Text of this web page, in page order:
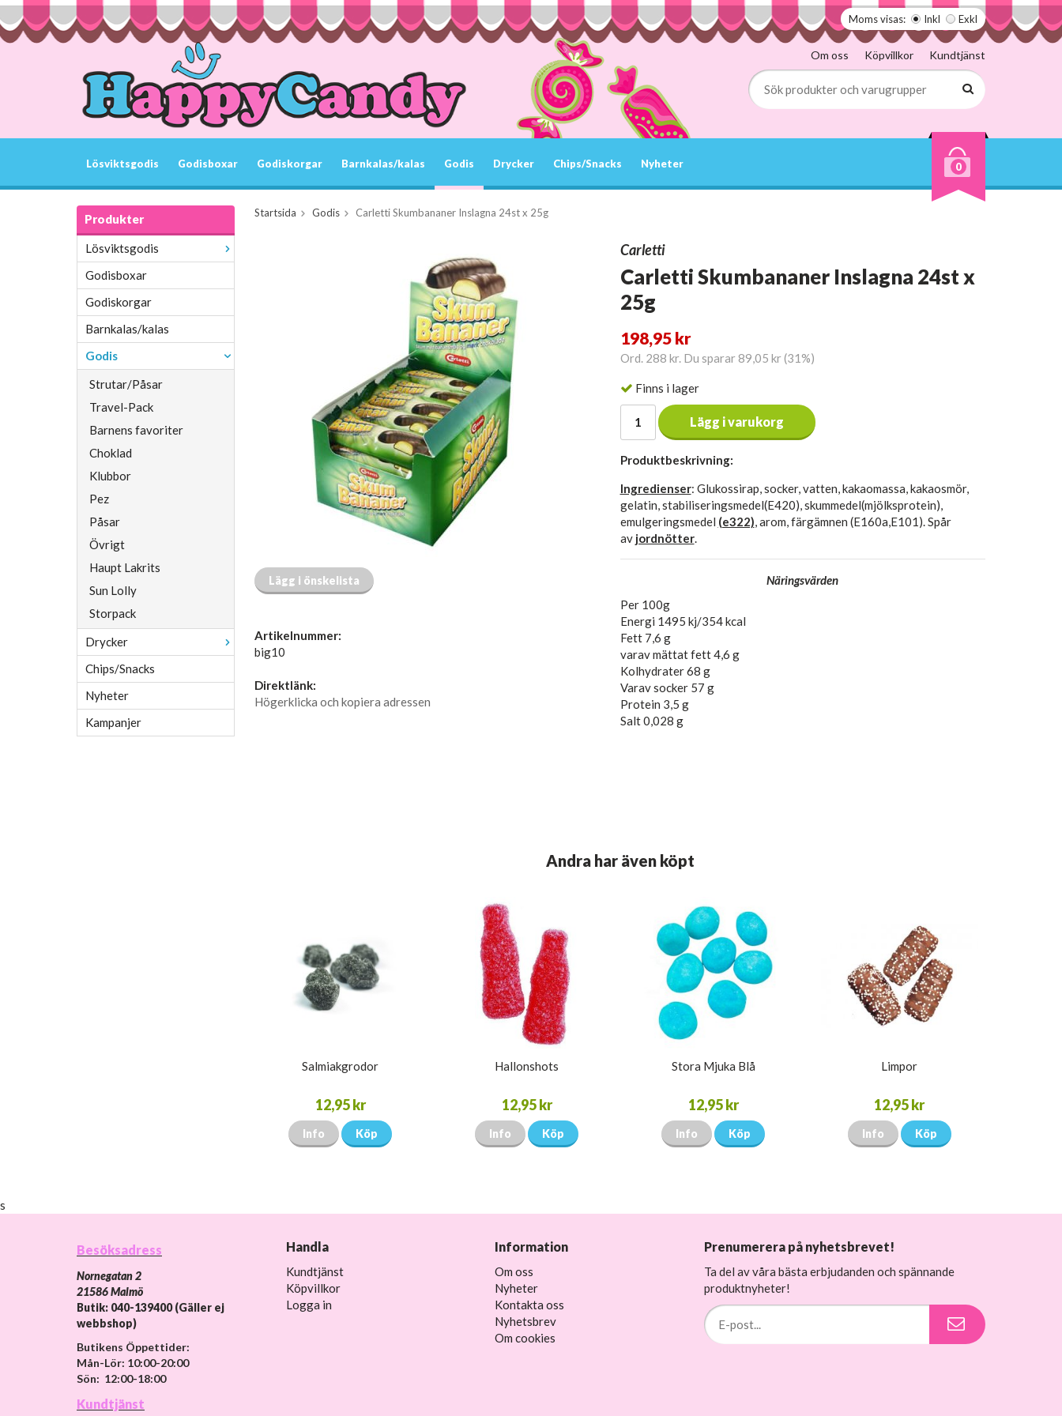
Moms visas: Inkl Exkl
Om oss Köpvillkor Kundtjänst
Lösviktsgodis Godisboxar Godiskorgar Barnkalas/kalas Godis Drycker Chips/Snacks Nyheter 0
Produkter
Lösviktsgodis
Godisboxar
Godiskorgar
Barnkalas/kalas
Godis
Strutar/Påsar
Travel-Pack
Barnens favoriter
Choklad
Klubbor
Pez
Påsar
Övrigt
Haupt Lakrits
Sun Lolly
Storpack
Drycker
Chips/Snacks
Nyheter
Kampanjer
Startsida Godis Carletti Skumbananer Inslagna 24st x 25g
Carletti
Carletti Skumbananer Inslagna 24st x
25g
198,95 kr
Ord. 288 kr. Du sparar 89,05 kr (31%)
Finns i lager
Lägg i varukorg
Produktbeskrivning:
Ingredienser: Glukossirap, socker, vatten, kakaomassa, kakaosmör,
gelatin, stabiliseringsmedel(E420), skummedel(mjölksprotein),
emulgeringsmedel (e322), arom, färgämnen (E160a,E101). Spår
av jordnötter.
Näringsvärden
Per 100g
Energi 1495 kj/354 kcal
Fett 7,6 g
varav mättat fett 4,6 g
Kolhydrater 68 g
Varav socker 57 g
Protein 3,5 g
Salt 0,028 g
Lägg i önskelista
Artikelnummer:
big10
Direktlänk:
Högerklicka och kopiera adressen
Andra har även köpt
Salmiakgrodor
12,95 kr
Info Köp
Hallonshots
12,95 kr
Info Köp
Stora Mjuka Blå
12,95 kr
Info Köp
Limpor
12,95 kr
Info Köp
s
Besöksadress
Nornegatan 2
21586 Malmö
Butik: 040-139400 (Gäller ej
webbshop)
Butikens Öppettider:
Mån-Lör: 10:00-20:00
Sön: 12:00-18:00
Kundtjänst
Handla
Kundtjänst
Köpvillkor
Logga in
Information
Om oss
Nyheter
Kontakta oss
Nyhetsbrev
Om cookies
Prenumerera på nyhetsbrevet!
Ta del av våra bästa erbjudanden och spännande
produktnyheter!